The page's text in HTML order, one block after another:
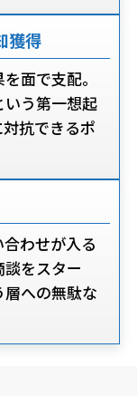
獲得
面で支配。
いう第一想起
対抗できるポ
わせが入る
をスター
層への無駄な